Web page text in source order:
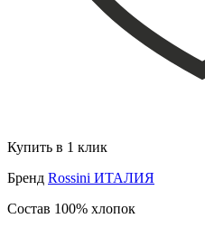
Купить в 1 клик
Бренд Rossini ИТАЛИЯ
Состав 100% хлопок